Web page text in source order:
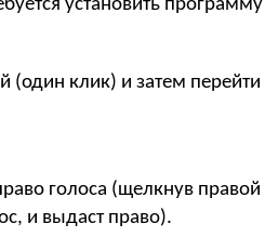
установить программу
(один клик) и затем
голоса (щелкнув
и выдаст право).